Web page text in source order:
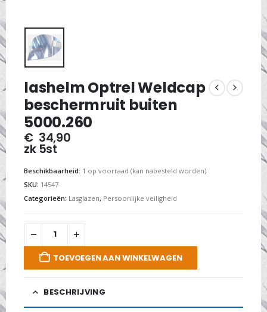
lashelm Optrel Weldcap
beschermruit buiten
5000.260
€ 34,90
zk 5st
Beschikbaarheid: 1 op voorraad (kan nabesteld worden)
SKU: 14547
Categorieën: Lasglazen, Persoonlijke veiligheid
TOEVOEGEN AAN WINKELWAGEN
BESCHRIJVING